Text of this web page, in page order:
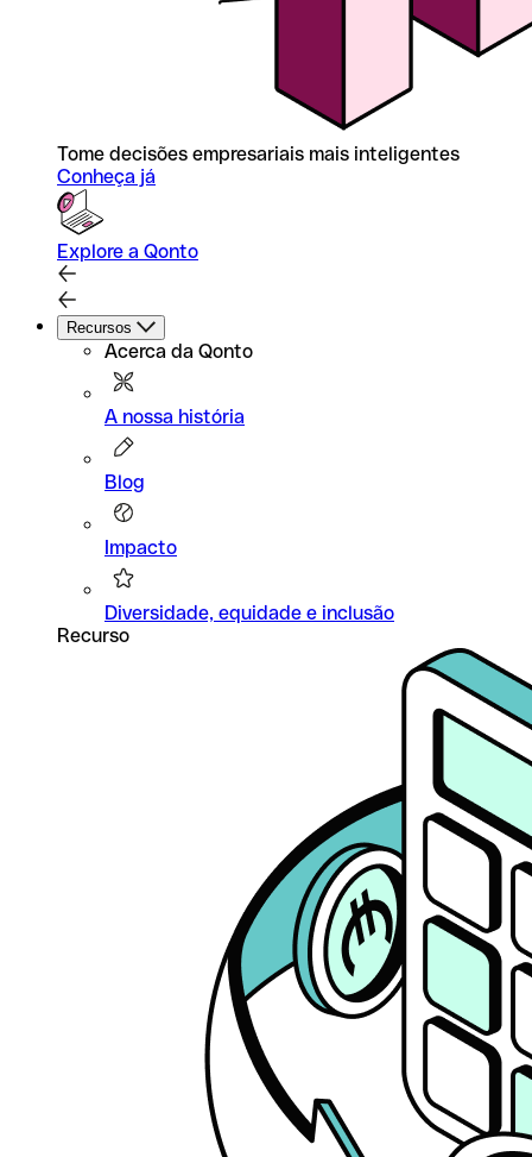
Tome decisões empresariais mais inteligentes
Conheça já
Explore a Qonto
Recursos
Acerca da Qonto
A nossa história
Blog
Impacto
Diversidade, equidade e inclusão
Recurso